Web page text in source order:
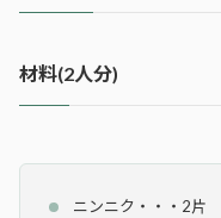
材料(2人分)
ニンニク・・・2片